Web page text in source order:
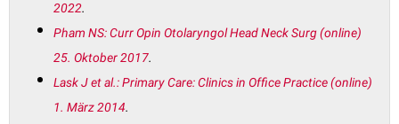
2022.
Pham NS: Curr Opin Otolaryngol Head Neck Surg (online)
25. Oktober 2017.
Lask J et al.: Primary Care: Clinics in Office Practice (online)
1. März 2014.